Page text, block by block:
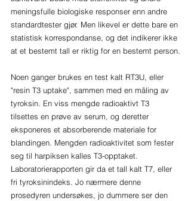
meningsfulle biologiske responser enn andre
standardtester gjør. Men likevel er dette bare en
statistisk korrespondanse, og det indikerer ikke
at et bestemt tall er riktig for en bestemt person.
Noen ganger brukes en test kalt RT3U, eller
"resin T3 uptake", sammen med en måling av
tyroksin. En viss mengde radioaktivt T3
tilsettes en prøve av serum, og deretter
eksponeres et absorberende materiale for
blandingen. Mengden radioaktivitet som fester
seg til harpiksen kalles T3-opptaket.
Laboratorierapporten gir da et tall kalt T7, eller
fri tyroksinindeks. Jo nærmere denne
prosedyren undersøkes, jo dummere ser den